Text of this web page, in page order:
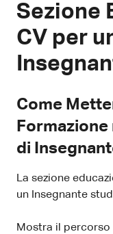
Sezione
CV per
Come
di
La sezione
un Insegnante
Mostra il